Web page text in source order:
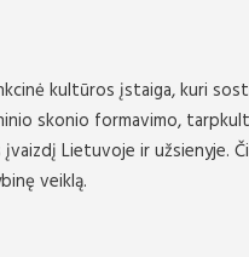
kultūros įstaiga, kuri
skonio formavimo,
Lietuvoje ir
veiklą.